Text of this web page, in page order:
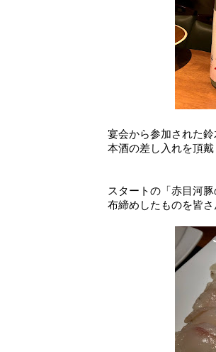
宴会から参加された
本酒の差し入れを頂
スタートの「赤目河
布締めしたものを皆